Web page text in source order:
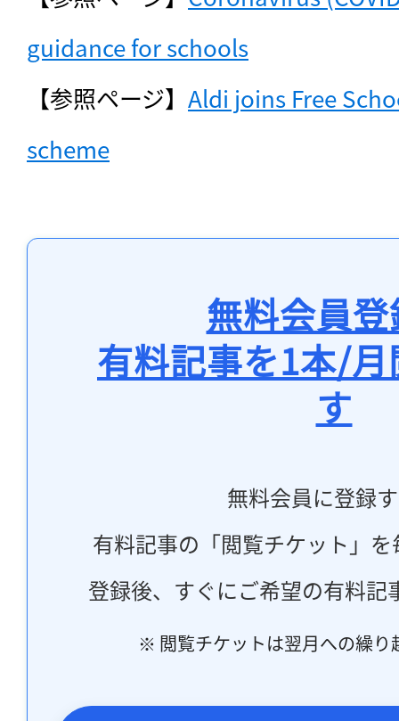
guidance for schools
【参照ページ】 Aldi joins Free
scheme
無料会員
有料記事を1本/
す
無料会員に登録
有料記事の「閲覧チケット」
登録後、すぐにご希望の有料記
※ 閲覧チケットは翌月への繰り